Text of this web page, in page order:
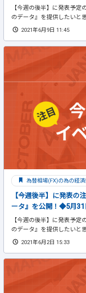
【今週の後半】に発表予
のデータ』を提供したいと
2021年6月9日 11:45
為替相場(FX)の為の経
【今週後半】に発表の
ータ』を公開！◆5月
【今週の後半】に発表予
のデータ』を提供したいと
2021年6月2日 15:33